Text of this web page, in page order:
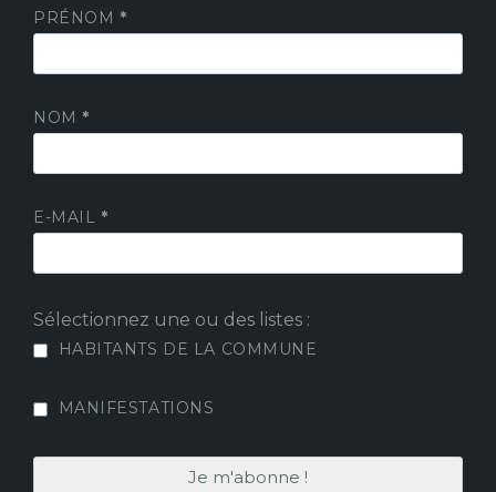
PRÉNOM *
NOM *
E-MAIL *
Sélectionnez une ou des listes :
HABITANTS DE LA COMMUNE
MANIFESTATIONS